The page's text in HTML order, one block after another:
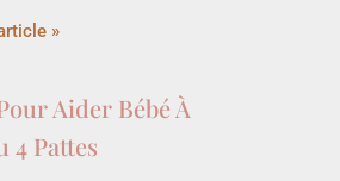
»
Aider Bébé À
4 Pattes